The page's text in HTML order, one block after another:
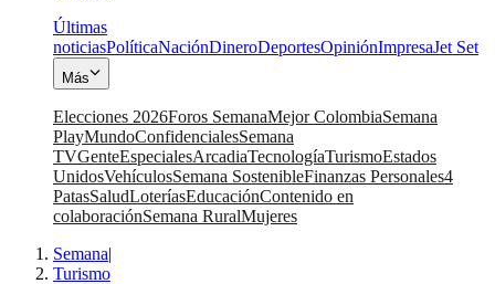
Últimas
noticiasPolíticaNaciónDineroDeportesOpiniónImpresaJet Set
Más
Elecciones 2026Foros SemanaMejor ColombiaSemana
PlayMundoConfidencialesSemana
TVGenteEspecialesArcadiaTecnologíaTurismoEstados
UnidosVehículosSemana SostenibleFinanzas Personales4
PatasSaludLoteríasEducaciónContenido en
colaboraciónSemana RuralMujeres
Semana|
Turismo